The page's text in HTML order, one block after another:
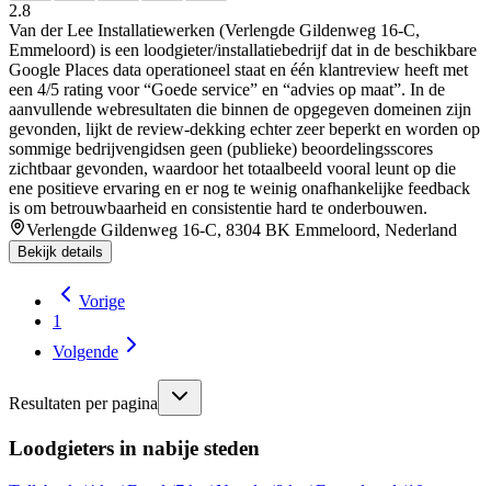
2.8
Van der Lee Installatiewerken (Verlengde Gildenweg 16-C,
Emmeloord) is een loodgieter/installatiebedrijf dat in de beschikbare
Google Places data operationeel staat en één klantreview heeft met
een 4/5 rating voor “Goede service” en “advies op maat”. In de
aanvullende webresultaten die binnen de opgegeven domeinen zijn
gevonden, lijkt de review-dekking echter zeer beperkt en worden op
sommige bedrijvengidsen geen (publieke) beoordelingsscores
zichtbaar gevonden, waardoor het totaalbeeld vooral leunt op die
ene positieve ervaring en er nog te weinig onafhankelijke feedback
is om betrouwbaarheid en consistentie hard te onderbouwen.
Verlengde Gildenweg 16-C, 8304 BK Emmeloord, Nederland
Bekijk details
Vorige
1
Volgende
Resultaten per pagina
Loodgieters in nabije steden